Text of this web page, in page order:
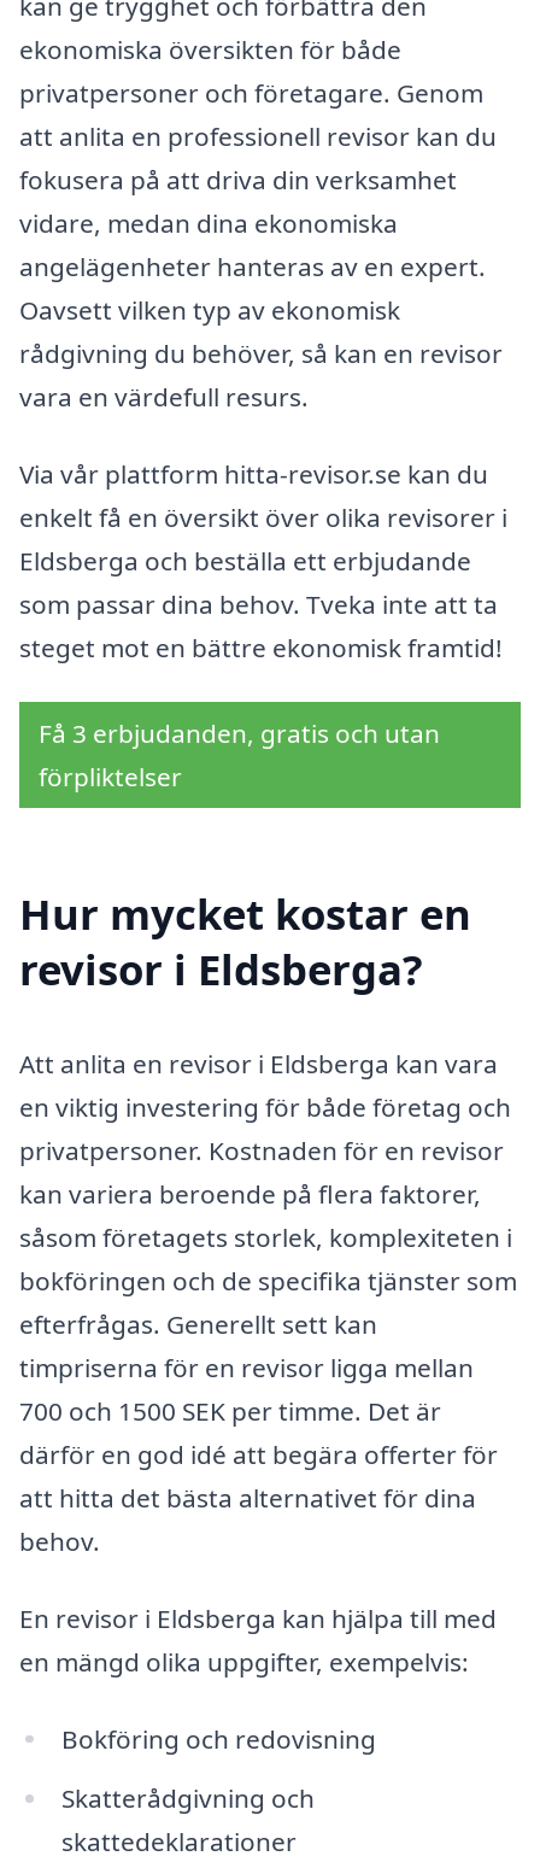
ekonomiska översikten för både
privatpersoner och företagare. Genom
att anlita en professionell revisor kan du
fokusera på att driva din verksamhet
vidare, medan dina ekonomiska
angelägenheter hanteras av en expert.
Oavsett vilken typ av ekonomisk
rådgivning du behöver, så kan en revisor
vara en värdefull resurs.
Via vår plattform hitta-revisor.se kan du
enkelt få en översikt över olika revisorer i
Eldsberga och beställa ett erbjudande
som passar dina behov. Tveka inte att ta
steget mot en bättre ekonomisk framtid!
Få 3 erbjudanden, gratis och utan
förpliktelser
Hur mycket kostar en
revisor i Eldsberga?
Att anlita en revisor i Eldsberga kan vara
en viktig investering för både företag och
privatpersoner. Kostnaden för en revisor
kan variera beroende på flera faktorer,
såsom företagets storlek, komplexiteten i
bokföringen och de specifika tjänster som
efterfrågas. Generellt sett kan
timpriserna för en revisor ligga mellan
700 och 1500 SEK per timme. Det är
därför en god idé att begära offerter för
att hitta det bästa alternativet för dina
behov.
En revisor i Eldsberga kan hjälpa till med
en mängd olika uppgifter, exempelvis:
Bokföring och redovisning
Skatterådgivning och
skattedeklarationer